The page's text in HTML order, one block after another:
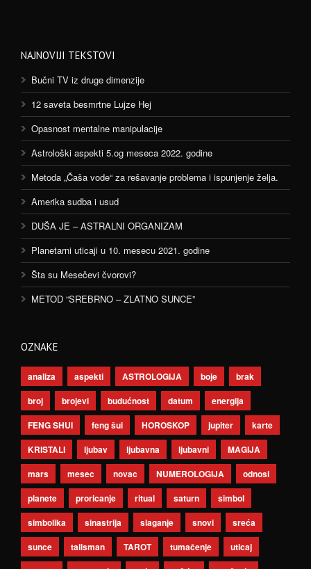
NAJNOVIJI TEKSTOVI
Bučni TV iz druge dimenzije
12 saveta besmrtne Lujze Hej
Opasnost mentalne manipulacije
Astrološki aspekti 5.og meseca 2022. godine
Metoda „Čaša vode“ za rešavanje problema i ispunjenje želja.
Amerika sudba i usud
DUŠA JE – ASTRALNI ORGANIZAM
Planetarni uticaji u 10. mesecu 2021. godine
Šta su Mesečevi čvorovi?
METOD “SREBRNO – ZLATNO SUNCE”
OZNAKE
analiza aspekti ASTROLOGIJA boje
brak
broj
brojevi budućnost datum
energija
FENG SHUI
feng šui HOROSKOP jupiter
karte
KRISTALI
ljubav ljubavna ljubavni
MAGIJA
mars
mesec novac NUMEROLOGIJA
odnosi
planete
proricanje ritual saturn
simbol
simbolika
sinastrija slaganje snovi
sreća
sunce
talisman TAROT tumačenje
uticaj